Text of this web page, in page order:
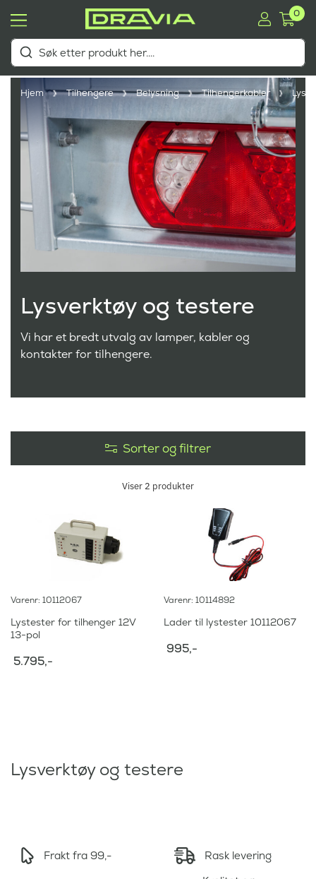
0
Hjem Tilhengere Belysning Tilhengerkabler
Lysverktøy og testere
Vi har et bredt utvalg av lamper, kabler og
kontakter for tilhengere.
Sorter og filtrer
Viser 2 produkter
Varenr: 10112067
Lystester for tilhenger 12V
13-pol
5.795,-
Varenr: 10114892
Lader til lystester 10112067
995,-
Lysverktøy og testere
Frakt fra 99,- Rask levering